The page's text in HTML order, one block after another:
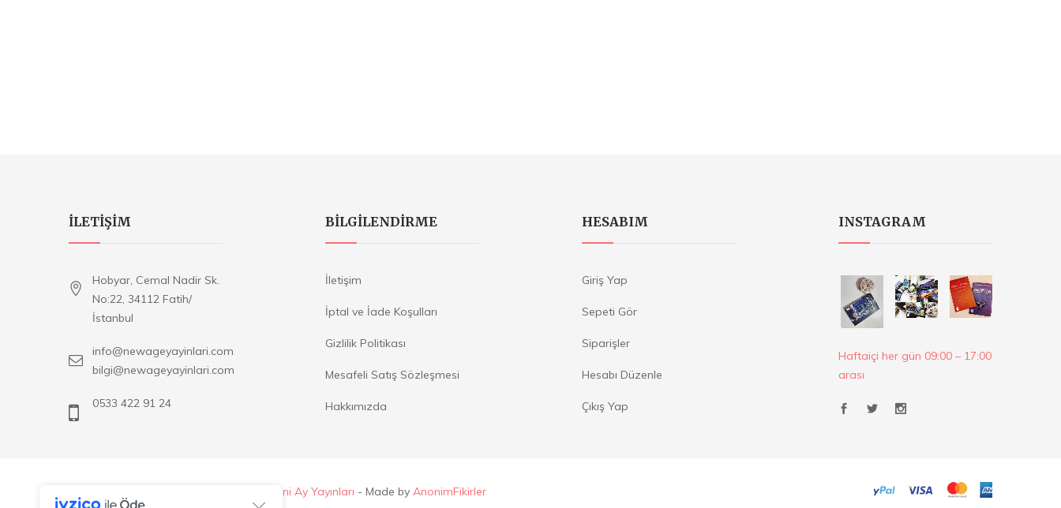
ILETIŞIM
Hobyar, Cemal Nadir Sk.
No:22, 34112 Fatih/
İstanbul
info@newageyayinlari.com
bilgi@newageyayinlari.com
0533 422 91 24
BILGILENDIRME
İletişim
İptal ve İade Koşulları
Gizlilik Politikası
Mesafeli Satış Sözleşmesi
Hakkımızda
HESABIM
Giriş Yap
Sepeti Gör
Siparişler
Hesabı Düzenle
Çıkış Yap
INSTAGRAM
Haftaiçi her gün 09:00 – 17:00
arası
New Age Yayınları - Yeni Ay Yayınları - Made by AnonimFikirler